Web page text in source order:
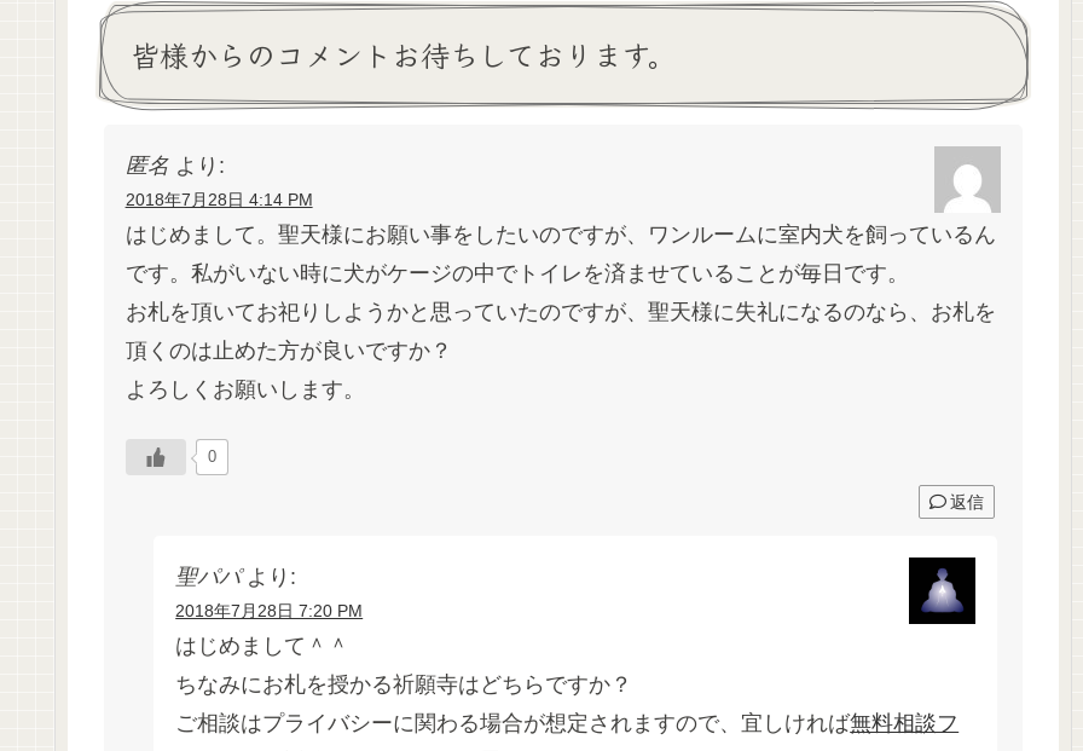
皆様からのコメントお待ちしております。
匿名 より:
2018年7月28日 4:14 PM
はじめまして。聖天様にお願い事をしたいのですが、ワンルームに室内犬を飼っているん
です。私がいない時に犬がケージの中でトイレを済ませていることが毎日です。
お札を頂いてお祀りしようかと思っていたのですが、聖天様に失礼になるのなら、お札を
頂くのは止めた方が良いですか？
よろしくお願いします。
0
返信
聖パパ より:
2018年7月28日 7:20 PM
はじめまして＾＾
ちなみにお札を授かる祈願寺はどちらですか？
ご相談はプライバシーに関わる場合が想定されますので、宜しければ無料相談フ